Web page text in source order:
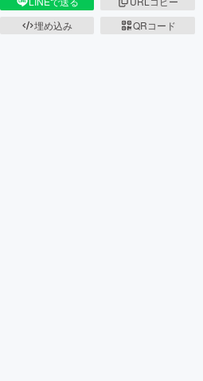
ビジネス・起業
埋め込み
QRコード